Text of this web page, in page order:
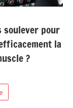
soulever pour
la
?